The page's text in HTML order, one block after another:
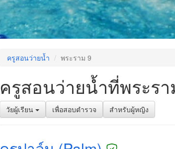
ครูสอนว่ายน้ำ พระราม 9
ครูสอนว่ายน้ำที่พระร
วัยผู้เรียน เพื่อสอบตำรวจ สำหรับผู้หญิง